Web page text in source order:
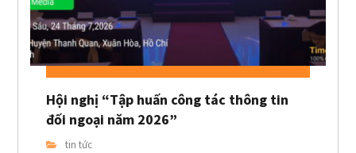
Hội nghị “Tập huấn công tác thông tin
đối ngoại năm 2026”
tin tức